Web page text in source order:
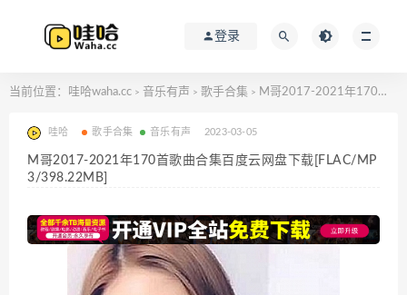
登录
当前位置： 哇哈waha.cc > 音乐有声 > 歌手合集 > M哥2017-2021年170首歌曲合集百度云网盘下载[FLAC/MP3/398.22MB]
哇哈 歌手合集 音乐有声 2023-03-05
M哥2017-2021年170首歌曲合集百度云网盘下载[FLAC/MP
3/398.22MB]